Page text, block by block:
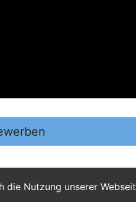
Nutzung unserer